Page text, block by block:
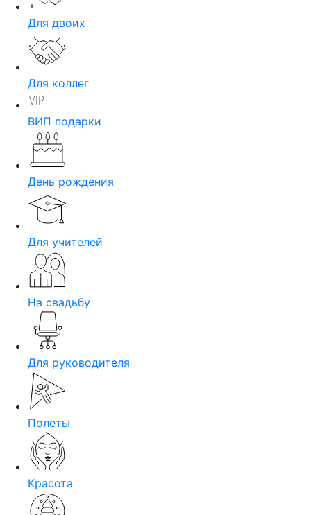
Для двоих
Для коллег
ВИП подарки
День рождения
Для учителей
На свадьбу
Для руководителя
Полеты
Красота